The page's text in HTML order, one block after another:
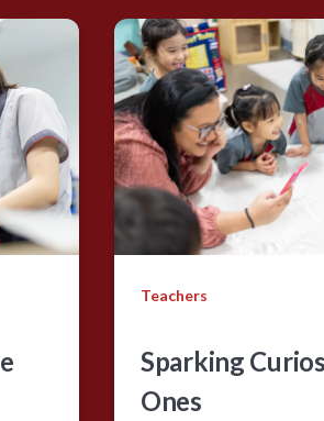
Teachers
Sparking
Ones